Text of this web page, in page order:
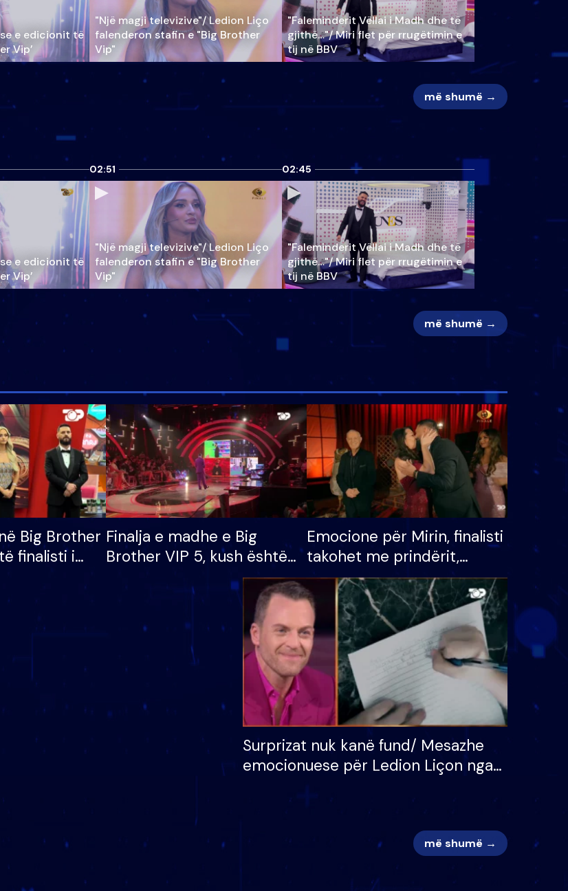
e edicionit të
Vip’
"Një magji televizive"/ Ledion Liço
falenderon stafin e "Big Brother
Vip"
"Faleminderit Vëllai i Madh dhe të
gjithë…"/ Miri flet për rrugëtimin e
tij në BBV
më shumë →
e edicionit të
Vip’
02:51
"Një magji televizive"/ Ledion Liço
falenderon stafin e "Big Brother
Vip"
02:45
"Faleminderit Vëllai i Madh dhe të
gjithë…"/ Miri flet për rrugëtimin e
tij në BBV
më shumë →
Big Brother
finalisti i
Finalja e madhe e Big
Brother VIP 5, kush është
banori i parë që lë shtëpinë
dhe humb mundësinë për
të fituar çmimin e madh
Emocione për Mirin, finalisti
takohet me prindërit,
vajzën dhe bashkëshorten:
S’kemi ndonjë letër divorci
apo jo?
Surprizat nuk kanë fund/ Mesazhe
emocionuese për Ledion Liçon nga
më shumë →